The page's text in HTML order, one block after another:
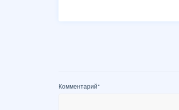
Комментарий*